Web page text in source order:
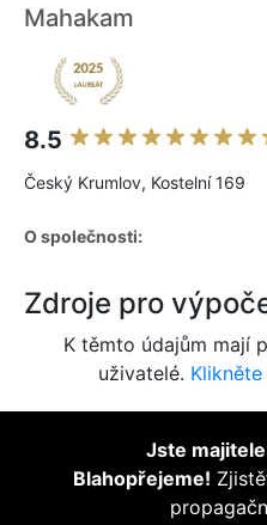
Mahakam
8.5
Český Krumlov, Kostelní 169
O společnosti:
Zdroje pro
K těmto údajům mají
uživatelé.
Jste
Blahopřejeme!